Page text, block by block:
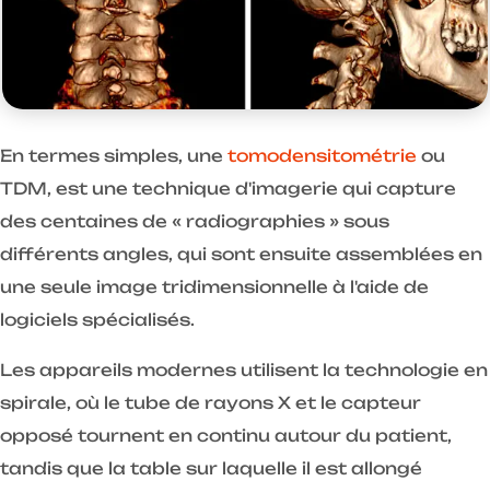
En termes simples, une tomodensitométrie ou
TDM, est une technique d'imagerie qui capture
des centaines de « radiographies » sous
différents angles, qui sont ensuite assemblées en
une seule image tridimensionnelle à l'aide de
logiciels spécialisés.
Les appareils modernes utilisent la technologie en
spirale, où le tube de rayons X et le capteur
opposé tournent en continu autour du patient,
tandis que la table sur laquelle il est allongé